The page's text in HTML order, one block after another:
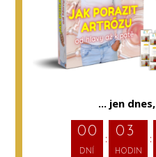
... jen dnes,
00
DNÍ
0 3
HODIN